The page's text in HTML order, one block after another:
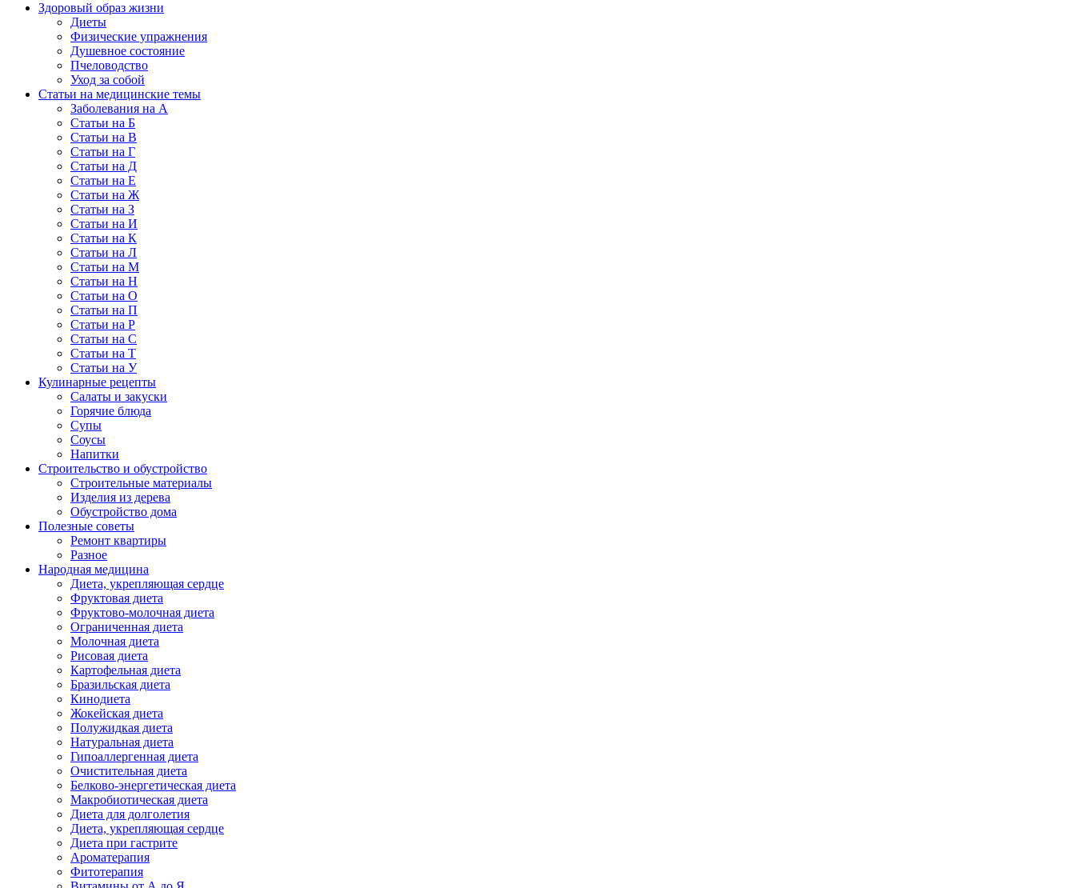
Здоровый образ жизни
Диеты
Физические упражнения
Душевное состояние
Пчеловодство
Уход за собой
Статьи на медицинские темы
Заболевания на А
Статьи на Б
Статьи на В
Статьи на Г
Статьи на Д
Статьи на Е
Статьи на Ж
Статьи на З
Статьи на И
Статьи на К
Статьи на Л
Статьи на М
Статьи на Н
Статьи на О
Статьи на П
Статьи на Р
Статьи на С
Статьи на Т
Статьи на У
Кулинарные рецепты
Салаты и закуски
Горячие блюда
Супы
Соусы
Напитки
Строительство и обустройство
Строительные материалы
Изделия из дерева
Обустройство дома
Полезные советы
Ремонт квартиры
Разное
Народная медицина
Диета, укрепляющая сердце
Фруктовая диета
Фруктово-молочная диета
Ограниченная диета
Молочная диета
Рисовая диета
Картофельная диета
Бразильская диета
Кинодиета
Жокейская диета
Полужидкая диета
Натуральная диета
Гипоаллергенная диета
Очистительная диета
Белково-энергетическая диета
Макробиотическая диета
Диета для долголетия
Диета, укрепляющая сердце
Диета при гастрите
Ароматерапия
Фитотерапия